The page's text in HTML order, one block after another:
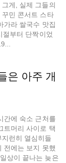
게, 실제 그들의
민 콘서트 스타
가라 쌀국수 맛집
부터 단짝이었
은 아주 개
간에 숙소 근처를
트머리 사이로 택
런히 열심히들
전에는 보지 못했
상이 끝나는 늦은